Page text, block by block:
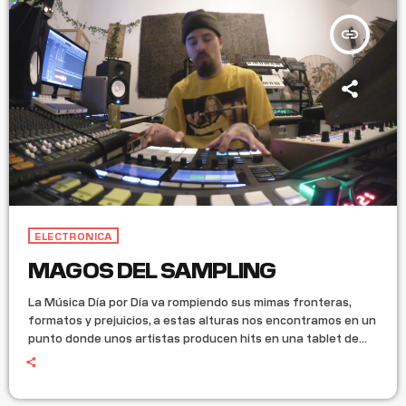
insert_link
ELECTRONICA
MAGOS DEL SAMPLING
La Música Día por Día va rompiendo sus mimas fronteras,
formatos y prejuicios, a estas alturas nos encontramos en un
punto donde unos artistas producen hits en una tablet de
200 dólares y otros en su nave análoga con una fortuna en